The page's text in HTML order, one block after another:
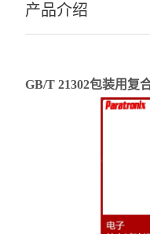
产品介绍
GB/T 21302包装用复